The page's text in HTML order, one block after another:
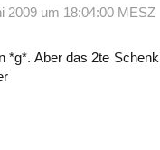
2009 um 18:04:00 MESZ
*g*. Aber das 2te